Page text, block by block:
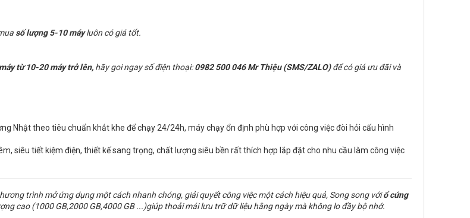
số lượng 5-10 máyluôn có giá tốt.
từ 10-20 máy trở lên, hãy goi ngay số điện thoại:0982 500 046 Mr Thiệu (SMS/ZALO)để có giá ưu đãi và
Nhật theo tiêu chuẩn khắt khe để chạy 24/24h, máy chạy ổn định phù hợp với công việc đòi hỏi cấu hình
siêu tiết kiệm điện, thiết kế sang trọng, chất lượng siêu bền rất thích hợp lắp đặt cho nhu cầu làm công việc
trình mở ứng dụng một cách nhanh chóng, giải quyết công việc một cách hiệu quả, Song song vớiổ cứng
cao (1000 GB,2000 GB,4000 GB ...)giúp thoải mái lưu trữ dữ liệu hằng ngày mà không lo đầy bộ nhớ.